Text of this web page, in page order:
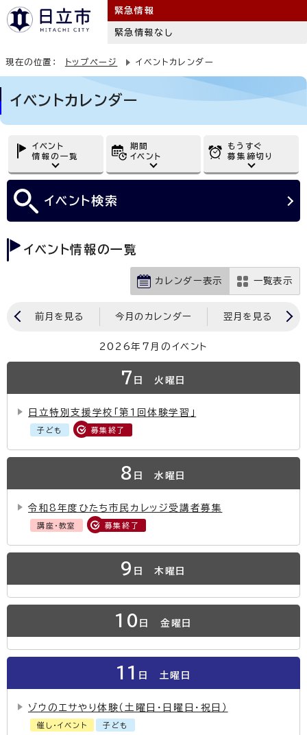
緊急情報
緊急情報なし
現在の位置： トップページ イベントカレンダー
イベントカレンダー
イベント
情報の一覧
期間
イベント
もうすぐ
募集締切り
イベント検索
イベント情報の一覧
カレンダー表示 一覧表示
前月を見る 今月のカレンダー 翌月を見る
2026年7月のイベント
7 日 火曜日
日立特別支援学校「第1回体験学習」
子ども 募集終了
8 日 水曜日
令和8年度ひたち市民カレッジ受講者募集
講座・教室 募集終了
9 日 木曜日
10 日 金曜日
11 日 土曜日
ゾウのエサやり体験（土曜日・日曜日・祝日）
催し・イベント 子ども